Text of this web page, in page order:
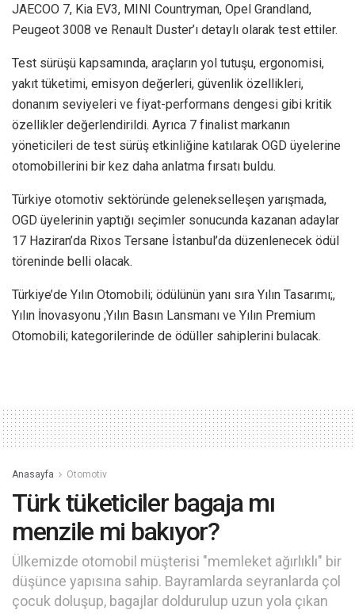
JAECOO 7, Kia EV3, MINI Countryman, Opel Grandland,
Peugeot 3008 ve Renault Duster’ı detaylı olarak test ettiler.
Test sürüşü kapsamında, araçların yol tutuşu, ergonomisi,
yakıt tüketimi, emisyon değerleri, güvenlik özellikleri,
donanım seviyeleri ve fiyat-performans dengesi gibi kritik
özellikler değerlendirildi. Ayrıca 7 finalist markanın
yöneticileri de test sürüş etkinliğine katılarak OGD üyelerine
otomobillerini bir kez daha anlatma fırsatı buldu.
Türkiye otomotiv sektöründe gelenekselleşen yarışmada,
OGD üyelerinin yaptığı seçimler sonucunda kazanan adaylar
17 Haziran’da Rixos Tersane İstanbul’da düzenlenecek ödül
töreninde belli olacak.
Türkiye’de Yılın Otomobili; ödülünün yanı sıra Yılın Tasarımı;,
Yılın İnovasyonu ;Yılın Basın Lansmanı ve Yılın Premium
Otomobili; kategorilerinde de ödüller sahiplerini bulacak.
Anasayfa Otomotiv
Türk tüketiciler bagaja mı
menzile mi bakıyor?
Ülkemizde otomobil müşterisi "memleket ağırlıklı" bir
düşünce yapısına sahip. Bayramlarda seyranlarda çol
çocuk doluşup, bagajlar doldurulup uzun yola çıkan